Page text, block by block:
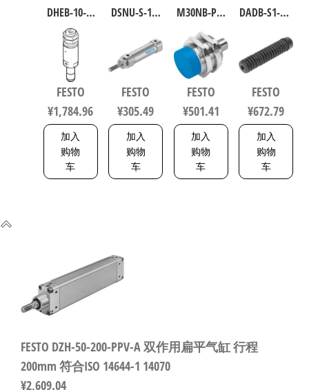
DHEB-10-E-
U-E-P 波纹
管气爪 符
合ISO 8573-
1:2010
1320832
FESTO
¥1,784.96
加入
购物
车
DSNU-S-16-
气缸 行程
40mm 缸径
ISO 6432 /
CETOP RP 52
P 5216093
FESTO
¥305.49
加入
购物
车
M30NB-PS-
S-L 电感式
接近传感
器 符合EN
60947-5-2
150443
FESTO
¥501.41
加入
购物
车
DADB-S1-40-
缸波纹管
保护套 行
符合ISO
6432 / ISO
15552
553463
FESTO
¥672.79
加入
购物
车
FESTO DZH-50-200-PPV-A 双作用扁平气缸 行程
200mm 符合ISO 14644-1 14070
¥2,609.04